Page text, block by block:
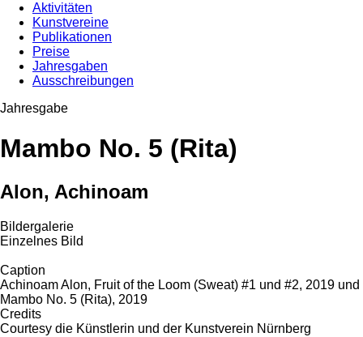
Aktivitäten
Kunstvereine
Publikationen
Preise
Jahresgaben
Ausschreibungen
Jahresgabe
Mambo No. 5 (Rita)
Alon, Achinoam
Bildergalerie
Einzelnes Bild
Caption
Achinoam Alon, Fruit of the Loom (Sweat) #1 und #2, 2019 und
Mambo No. 5 (Rita), 2019
Credits
Courtesy die Künstlerin und der Kunstverein Nürnberg